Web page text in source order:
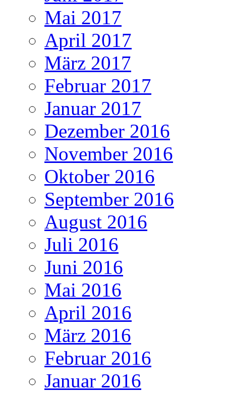
Mai 2017
April 2017
März 2017
Februar 2017
Januar 2017
Dezember 2016
November 2016
Oktober 2016
September 2016
August 2016
Juli 2016
Juni 2016
Mai 2016
April 2016
März 2016
Februar 2016
Januar 2016